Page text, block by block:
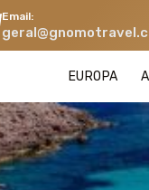
Email:
EUROPA